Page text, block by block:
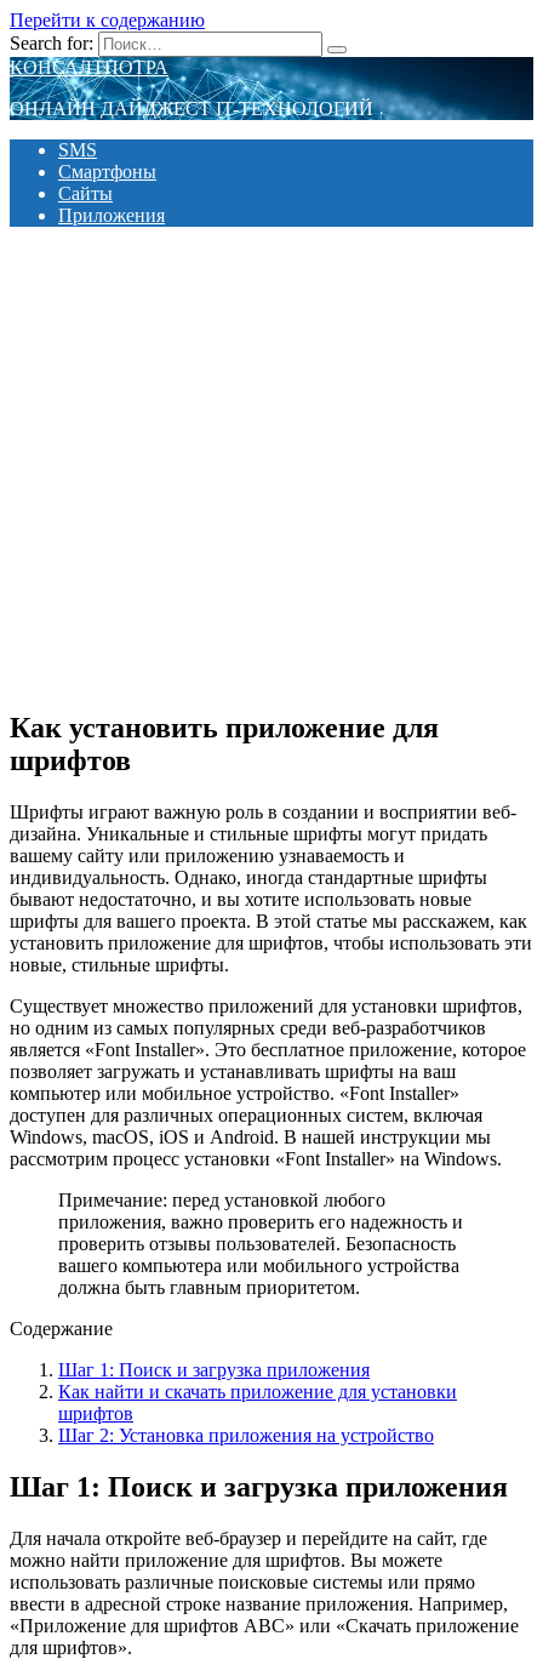
Перейти к содержанию
Search for:
КОНСАЛТПОТРА
ОНЛАЙН ДАЙДЖЕСТ IT-ТЕХНОЛОГИЙ
SMS
Смартфоны
Сайты
Приложения
Как установить приложение для
шрифтов
Шрифты играют важную роль в создании и восприятии веб-
дизайна. Уникальные и стильные шрифты могут придать
вашему сайту или приложению узнаваемость и
индивидуальность. Однако, иногда стандартные шрифты
бывают недостаточно, и вы хотите использовать новые
шрифты для вашего проекта. В этой статье мы расскажем, как
установить приложение для шрифтов, чтобы использовать эти
новые, стильные шрифты.
Существует множество приложений для установки шрифтов,
но одним из самых популярных среди веб-разработчиков
является «Font Installer». Это бесплатное приложение, которое
позволяет загружать и устанавливать шрифты на ваш
компьютер или мобильное устройство. «Font Installer»
доступен для различных операционных систем, включая
Windows, macOS, iOS и Android. В нашей инструкции мы
рассмотрим процесс установки «Font Installer» на Windows.
Примечание: перед установкой любого
приложения, важно проверить его надежность и
проверить отзывы пользователей. Безопасность
вашего компьютера или мобильного устройства
должна быть главным приоритетом.
Содержание
Шаг 1: Поиск и загрузка приложения
Как найти и скачать приложение для установки
шрифтов
Шаг 2: Установка приложения на устройство
Шаг 1: Поиск и загрузка приложения
Для начала откройте веб-браузер и перейдите на сайт, где
можно найти приложение для шрифтов. Вы можете
использовать различные поисковые системы или прямо
ввести в адресной строке название приложения. Например,
«Приложение для шрифтов ABC» или «Скачать приложение
для шрифтов».